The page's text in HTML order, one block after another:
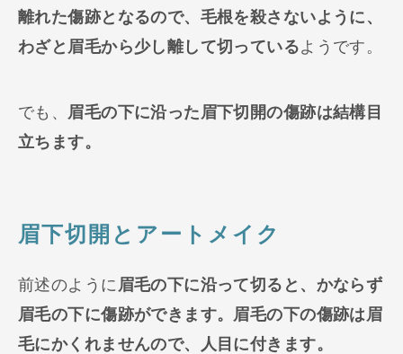
離れた傷跡となるので、毛根を殺さないように、
わざと眉毛から少し離して切っているようです。
でも、 眉毛の下に沿った眉下切開の傷跡は結構目
立ちます。
眉下切開とアートメイク
前述のように 眉毛の下に沿って切ると、かならず
眉毛の下に傷跡ができます。眉毛の下の傷跡は眉
毛にかくれませんので、人目に付きます。